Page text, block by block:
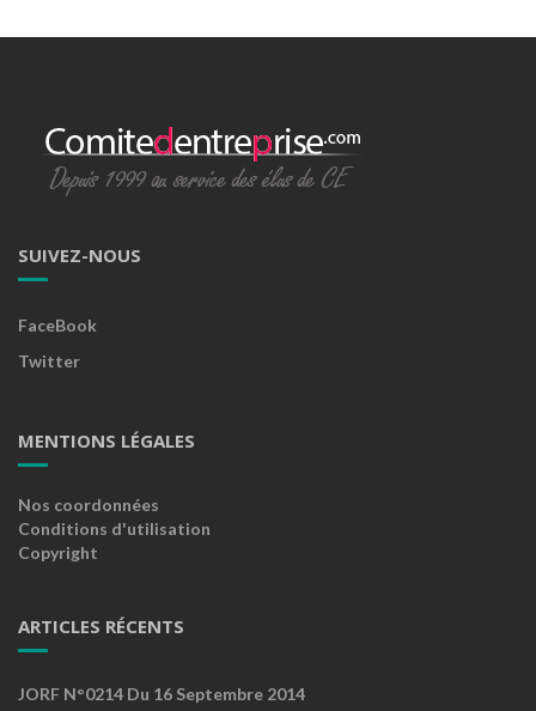
SUIVEZ-NOUS
FaceBook
Twitter
MENTIONS LÉGALES
Nos coordonnées
Conditions d'utilisation
Copyright
ARTICLES RÉCENTS
JORF N°0214 Du 16 Septembre 2014